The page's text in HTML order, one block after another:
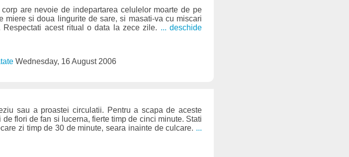
are nevoie de indepartarea celulelor moarte de pe
miere si doua lingurite de sare, si masati-va cu miscari
acest ritual o data la zece zile. ... deschide
Wednesday, 16 August 2006
sau a proastei circulatii. Pentru a scapa de aceste
flori de fan si lucerna, fierte timp de cinci minute. Stati
zi timp de 30 de minute, seara inainte de culcare. ...